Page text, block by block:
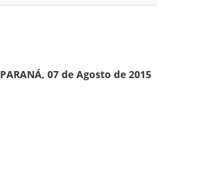
PARANÁ, 07 de Agosto de 2015